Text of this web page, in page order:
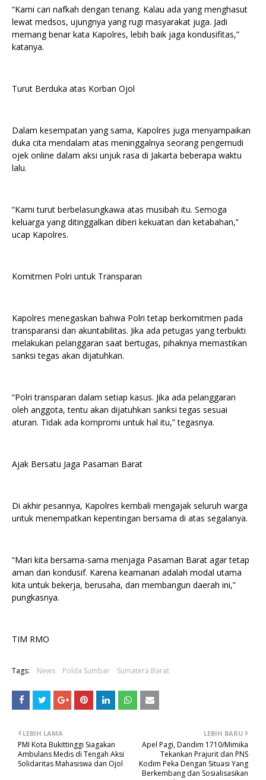
“Kami cari nafkah dengan tenang. Kalau ada yang menghasut
lewat medsos, ujungnya yang rugi masyarakat juga. Jadi
memang benar kata Kapolres, lebih baik jaga kondusifitas,”
katanya.
Turut Berduka atas Korban Ojol
Dalam kesempatan yang sama, Kapolres juga menyampaikan
duka cita mendalam atas meninggalnya seorang pengemudi
ojek online dalam aksi unjuk rasa di Jakarta beberapa waktu
lalu.
“Kami turut berbelasungkawa atas musibah itu. Semoga
keluarga yang ditinggalkan diberi kekuatan dan ketabahan,”
ucap Kapolres.
Komitmen Polri untuk Transparan
Kapolres menegaskan bahwa Polri tetap berkomitmen pada
transparansi dan akuntabilitas. Jika ada petugas yang terbukti
melakukan pelanggaran saat bertugas, pihaknya memastikan
sanksi tegas akan dijatuhkan.
“Polri transparan dalam setiap kasus. Jika ada pelanggaran
oleh anggota, tentu akan dijatuhkan sanksi tegas sesuai
aturan. Tidak ada kompromi untuk hal itu,” tegasnya.
Ajak Bersatu Jaga Pasaman Barat
Di akhir pesannya, Kapolres kembali mengajak seluruh warga
untuk menempatkan kepentingan bersama di atas segalanya.
“Mari kita bersama-sama menjaga Pasaman Barat agar tetap
aman dan kondusif. Karena keamanan adalah modal utama
kita untuk bekerja, berusaha, dan membangun daerah ini,”
pungkasnya.
TIM RMO
Tags: News Polda Sumbar Sumatera Barat
LEBIH BARU
Apel Pagi, Dandim 1710/Mimika
Tekankan Prajurit dan PNS
Kodim Peka Dengan Situasi Yang
Berkembang dan Sosialisasikan
LEBIH LAMA
PMI Kota Bukittinggi Siagakan
Ambulans Medis di Tengah Aksi
Solidaritas Mahasiswa dan Ojol